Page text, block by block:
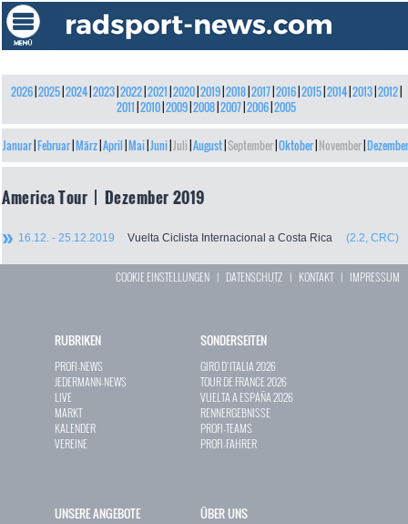
2026| 2025| 2024| 2023| 2022| 2021 2020| 2019| 2018| 2017| 2016| 2015| 2014| 2013| 2012|
2011 2010| 2009| 2008| 2007| 2006| 2005
Januar Februar März April Mai Juni Juli August September Oktober November Dezember
America Tour | Dezember 2019
16.12. - 25.12.2019 Vuelta Ciclista Internacional a Costa Rica (2.2, CRC)
COOKIE EINSTELLUNGEN | DATENSCHUTZ | KONTAKT| IMPRESSUM
RUBRIKEN
PROFI-NEWS
JEDERMANN-NEWS
LIVE
MARKT
KALENDER
VEREINE
SONDERSEITEN
GIRO D`ITALIA 2026
TOUR DE FRANCE 2026
VUELTA A ESPAÑA 2026
RENNERGEBNISSE
PROFI-TEAMS
PROFI-FAHRER
UNSERE ANGEBOTE ÜBER UNS